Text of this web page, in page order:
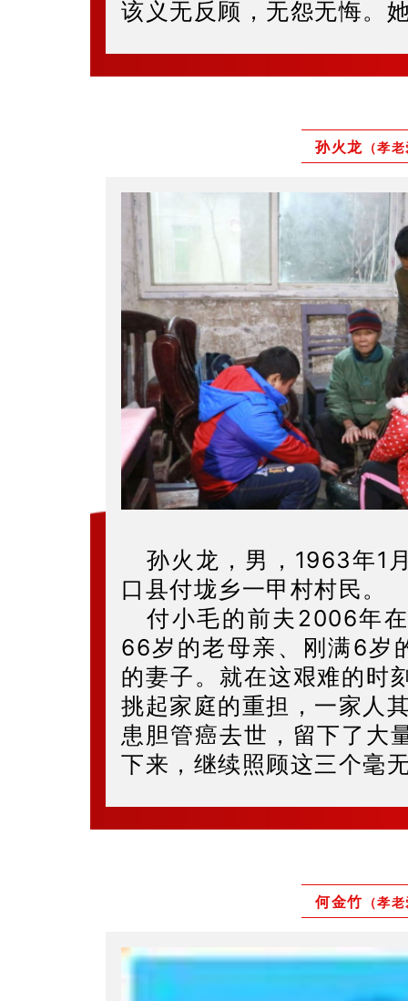
该义无反顾，无怨无悔。
孙火龙 （孝
孙火龙，男，1963年1
口县付垅乡一甲村村民。
付小毛的前夫2006年
66岁的老母亲、刚满6岁
的妻子。就在这艰难的时
挑起家庭的重担，一家人
患胆管癌去世，留下了大
下来，继续照顾这三个毫
何金竹 （孝